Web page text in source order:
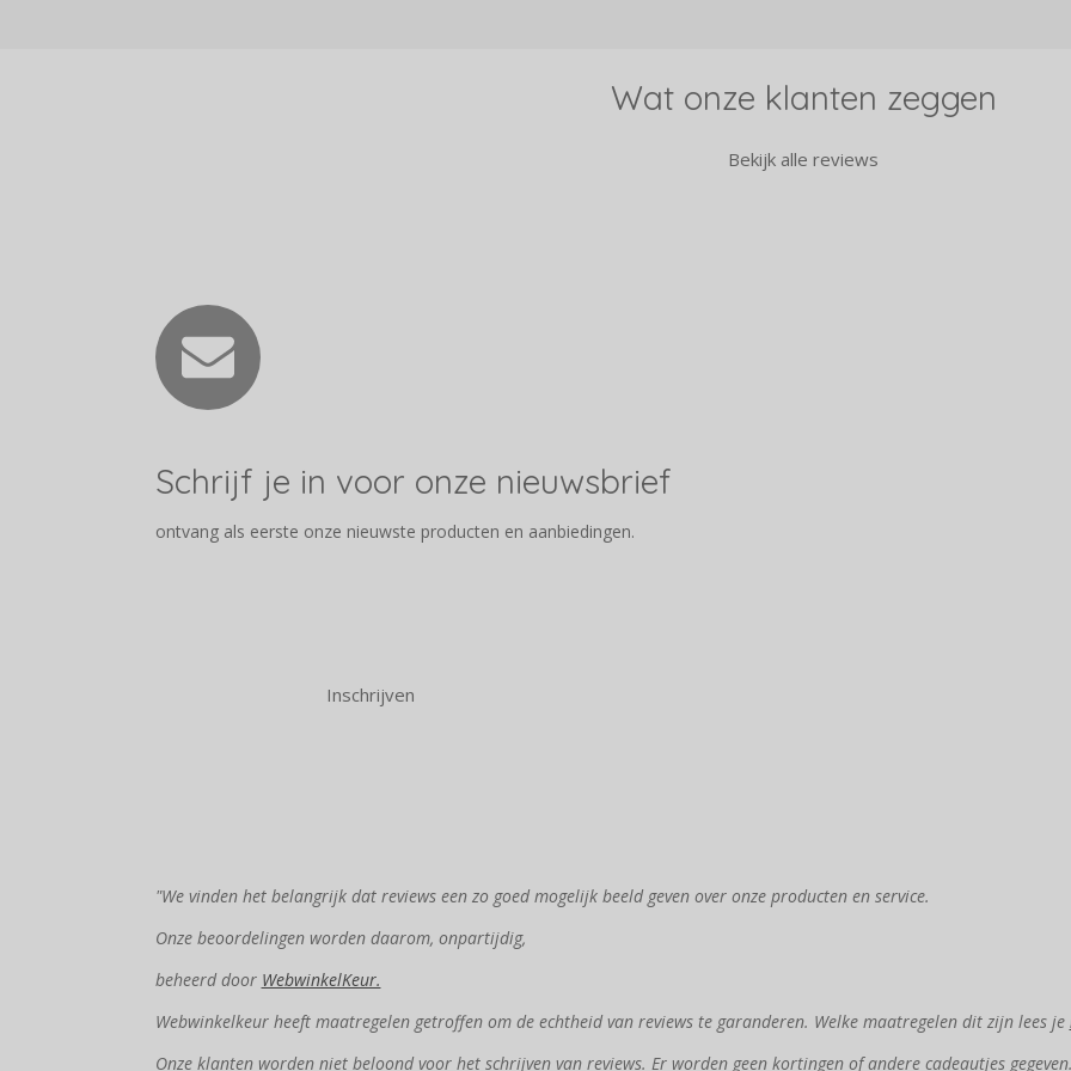
Wat onze klanten zeggen
Bekijk alle reviews
Schrijf je in voor onze nieuwsbrief
ontvang als eerste onze nieuwste producten en aanbiedingen.
Inschrijven
"We vinden het belangrijk dat reviews een zo goed mogelijk beeld geven over onze producten en service.
Onze beoordelingen worden daarom, onpartijdig,
beheerd door WebwinkelKeur.
Webwinkelkeur heeft maatregelen getroffen om de echtheid van reviews te garanderen. Welke maatregelen dit zijn lees je
Onze klanten worden niet beloond voor het schrijven van reviews. Er worden geen kortingen of andere cadeautjes